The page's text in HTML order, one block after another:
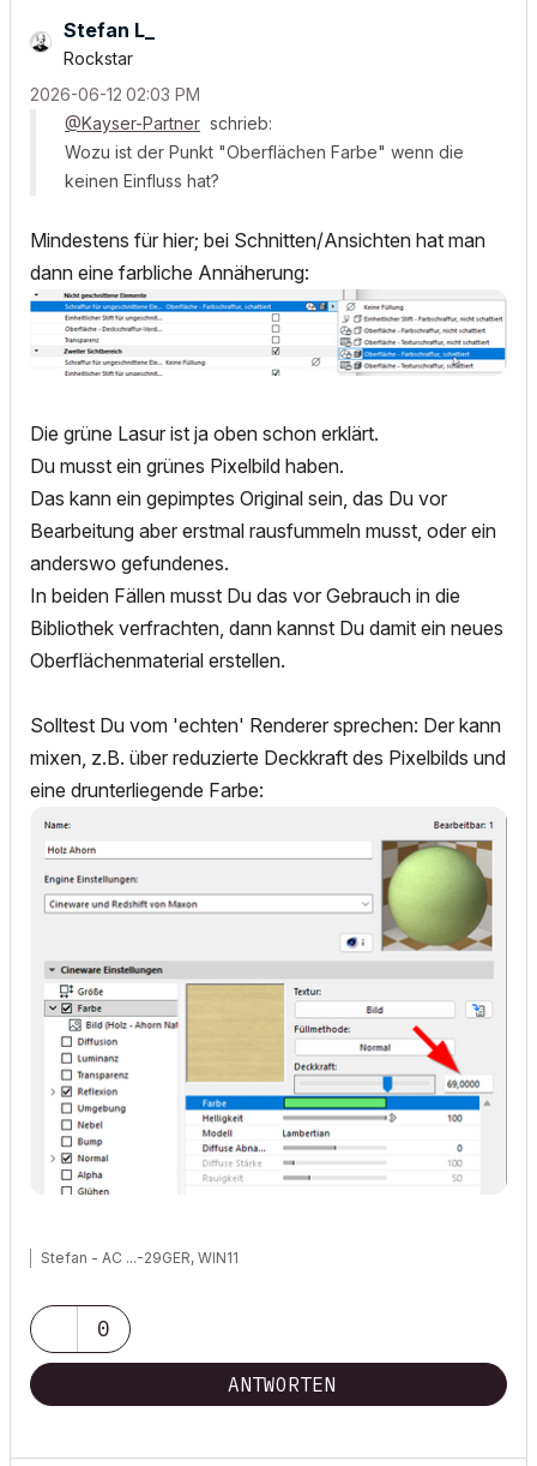
Stefan L_
Rockstar
‎2026-06-12 02:03 PM
@Kayser-Partner schrieb:
Wozu ist der Punkt "Oberflächen Farbe" wenn die
keinen Einfluss hat?
Mindestens für hier; bei Schnitten/Ansichten hat man
dann eine farbliche Annäherung:
Die grüne Lasur ist ja oben schon erklärt.
Du musst ein grünes Pixelbild haben.
Das kann ein gepimptes Original sein, das Du vor
Bearbeitung aber erstmal rausfummeln musst, oder ein
anderswo gefundenes.
In beiden Fällen musst Du das vor Gebrauch in die
Bibliothek verfrachten, dann kannst Du damit ein neues
Oberflächenmaterial erstellen.
Solltest Du vom 'echten' Renderer sprechen: Der kann
mixen, z.B. über reduzierte Deckkraft des Pixelbilds und
eine drunterliegende Farbe:
Stefan - AC ...-29GER, WIN11
0
ANTWORTEN